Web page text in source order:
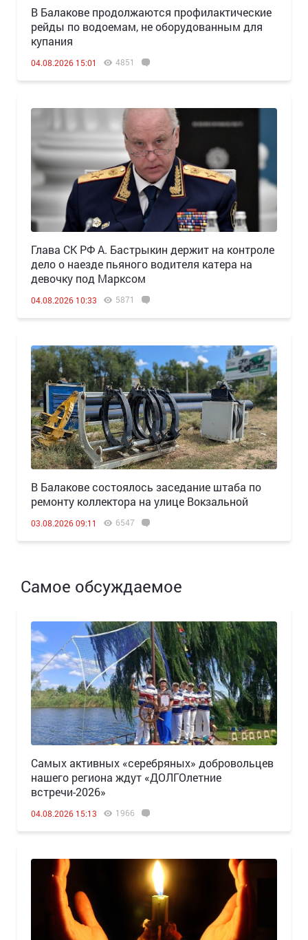
В Балакове продолжаются профилактические
рейды по водоемам, не оборудованным для
купания
04.08.2026 15:01 4851
Глава СК РФ А. Бастрыкин держит на контроле
дело о наезде пьяного водителя катера на
девочку под Марксом
04.08.2026 10:33 5871
В Балакове состоялось заседание штаба по
ремонту коллектора на улице Вокзальной
03.08.2026 09:11 6547
Самое обсуждаемое
Самых активных «серебряных» добровольцев
нашего региона ждут «ДОЛГОлетние
встречи-2026»
04.08.2026 15:13 1966